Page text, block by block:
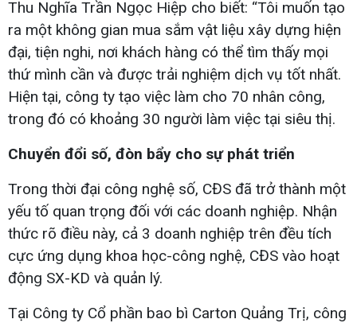
Thu Nghĩa Trần Ngọc Hiệp cho biết: “Tôi muốn tạo
ra một không gian mua sắm vật liệu xây dựng hiện
đại, tiện nghi, nơi khách hàng có thể tìm thấy mọi
thứ mình cần và được trải nghiệm dịch vụ tốt nhất.
Hiện tại, công ty tạo việc làm cho 70 nhân công,
trong đó có khoảng 30 người làm việc tại siêu thị.
Chuyển đổi số, đòn bẩy cho sự phát triển
Trong thời đại công nghệ số, CĐS đã trở thành một
yếu tố quan trọng đối với các doanh nghiệp. Nhận
thức rõ điều này, cả 3 doanh nghiệp trên đều tích
cực ứng dụng khoa học-công nghệ, CĐS vào hoạt
động SX-KD và quản lý.
Tại Công ty Cổ phần bao bì Carton Quảng Trị, công